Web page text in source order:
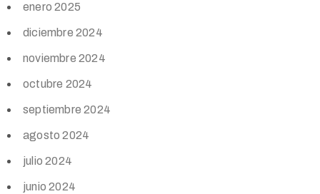
enero 2025
diciembre 2024
noviembre 2024
octubre 2024
septiembre 2024
agosto 2024
julio 2024
junio 2024